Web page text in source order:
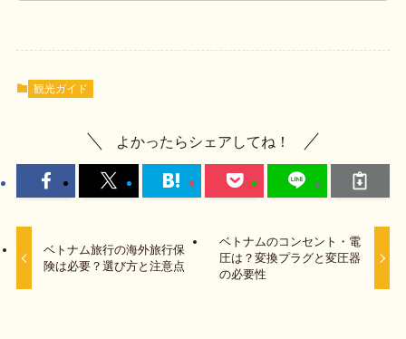
観光ガイド
よかったらシェアしてね！
ベトナム旅行の海外旅行保
険は必要？選び方と注意点
ベトナムのコンセント・電
圧は？変換プラグと変圧器
の必要性